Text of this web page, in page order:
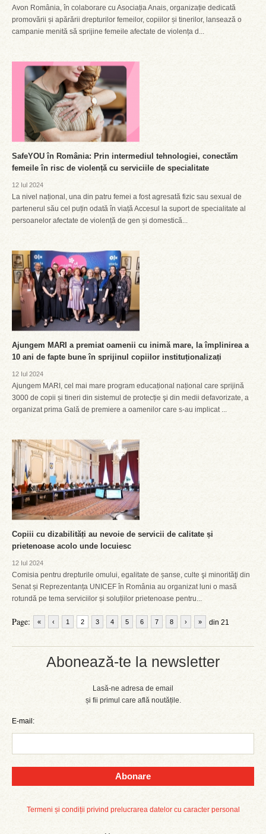
Abonează-te la newsletter
Lasă-ne adresa de email
și fii primul care află noutățile.
E-mail:
Abonare
Termeni și condiții privind prelucrarea datelor cu caracter personal
Avon România, în colaborare cu Asociația Anais, organizație dedicată
promovării și apărării drepturilor femeilor, copiilor și tinerilor, lansează o
campanie menită să sprijine femeile afectate de violența d...
SafeYOU în România: Prin intermediul tehnologiei, conectăm
femeile în risc de violență cu serviciile de specialitate
12 Iul 2024
La nivel național, una din patru femei a fost agresată fizic sau sexual de
partenerul său cel puțin odată în viață Accesul la suport de specialitate al
persoanelor afectate de violență de gen și domestică...
Ajungem MARI a premiat oamenii cu inimă mare, la împlinirea a
10 ani de fapte bune în sprijinul copiilor instituționalizați
12 Iul 2024
Ajungem MARI, cel mai mare program educațional național care sprijină
3000 de copii și tineri din sistemul de protecție şi din medii defavorizate, a
organizat prima Gală de premiere a oamenilor care s-au implicat ...
Copiii cu dizabilități au nevoie de servicii de calitate și
prietenoase acolo unde locuiesc
12 Iul 2024
Comisia pentru drepturile omului, egalitate de șanse, culte şi minorităţi din
Senat și Reprezentanța UNICEF în România au organizat luni o masă
rotundă pe tema serviciilor și soluțiilor prietenoase pentru...
Page: « ‹ 1 2 3 4 5 6 7 8 din 21
› »